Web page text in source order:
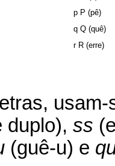
p P (pê)
q Q (quê)
r R (erre)
ss
(guê-u) e